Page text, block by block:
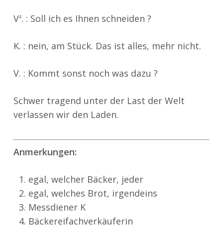
V4. : Soll ich es Ihnen schneiden ?
K. : nein, am Stück. Das ist alles, mehr nicht.
V. : Kommt sonst noch was dazu ?
Schwer tragend unter der Last der Welt
verlassen wir den Laden.
Anmerkungen:
egal, welcher Bäcker, jeder
egal, welches Brot, irgendeins
Messdiener K
Bäckereifachverkäuferin